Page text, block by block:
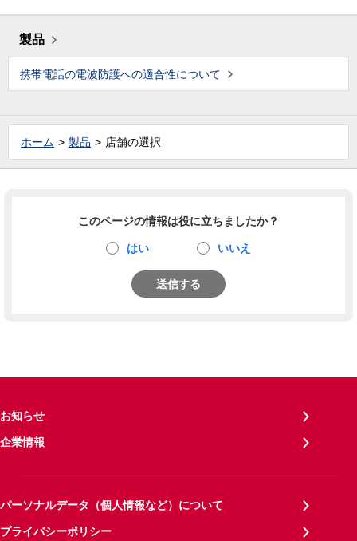
製品
携帯電話の電波防護への適合性について
ホーム 製品 店舗の選択
このページの情報は役に立ちましたか？
はい いいえ
送信する
お知らせ
企業情報
パーソナルデータ（個人情報など）について
プライバシーポリシー